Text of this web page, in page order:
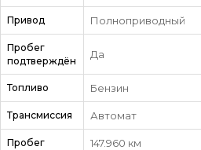
Привод Полноприводный
Пробег
подтверждён
Да
Топливо Бензин
Трансмиссия Автомат
Пробег 147.960 км